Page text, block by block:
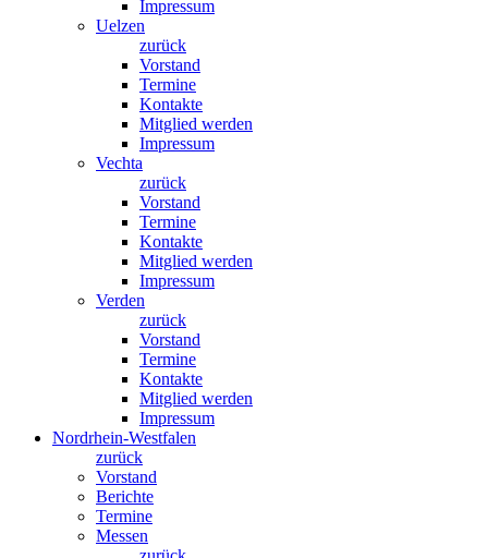
Impressum
Uelzen
zurück
Vorstand
Termine
Kontakte
Mitglied werden
Impressum
Vechta
zurück
Vorstand
Termine
Kontakte
Mitglied werden
Impressum
Verden
zurück
Vorstand
Termine
Kontakte
Mitglied werden
Impressum
Nordrhein-Westfalen
zurück
Vorstand
Berichte
Termine
Messen